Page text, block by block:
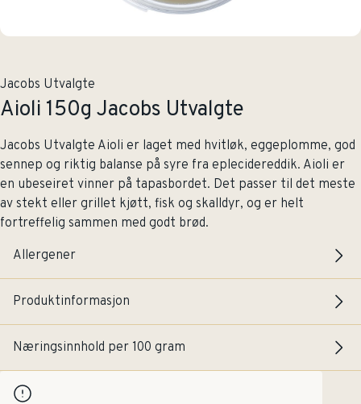
Jacobs Utvalgte
Aioli 150g Jacobs Utvalgte
Jacobs Utvalgte Aioli er laget med hvitløk, eggeplomme, god
sennep og riktig balanse på syre fra eplecidereddik. Aioli er
en ubeseiret vinner på tapasbordet. Det passer til det meste
av stekt eller grillet kjøtt, fisk og skalldyr, og er helt
fortreffelig sammen med godt brød.
Allergener
Produktinformasjon
Næringsinnhold per 100 gram